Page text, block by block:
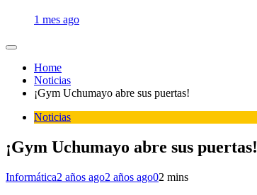
1 mes ago
Home
Noticias
¡Gym Uchumayo abre sus puertas!
Noticias
¡Gym Uchumayo abre sus puertas!
Informática2 años ago2 años ago02 mins